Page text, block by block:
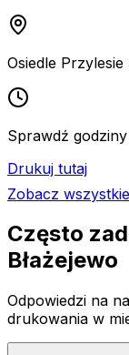
Osiedle Przylesie
Sprawdź godziny
Drukuj tutaj
Zobacz
Często
Błażejewo
Odpowiedzi na
drukowania w